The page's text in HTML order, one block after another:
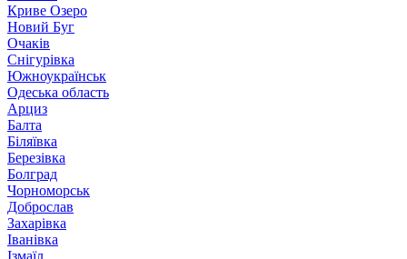
Криве Озеро
Новий Буг
Очаків
Снігурівка
Южноукраїнськ
Одеська область
Арциз
Балта
Біляївка
Березівка
Болград
Чорноморськ
Доброслав
Захарівка
Іванівка
Ізмаїл